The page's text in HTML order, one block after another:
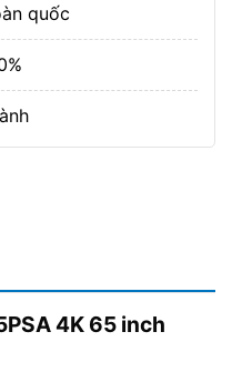
quốc
4K 65 inch